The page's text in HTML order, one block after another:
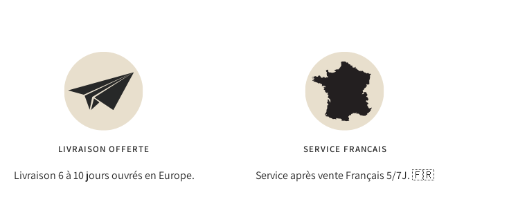
LIVRAISON OFFERTE
Livraison 6 à 10 jours ouvrés en Europe.
SERVICE FRANÇAIS
Service après vente Français 5/7J. 🇫🇷